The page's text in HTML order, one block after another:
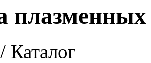
плазменных
/ Каталог